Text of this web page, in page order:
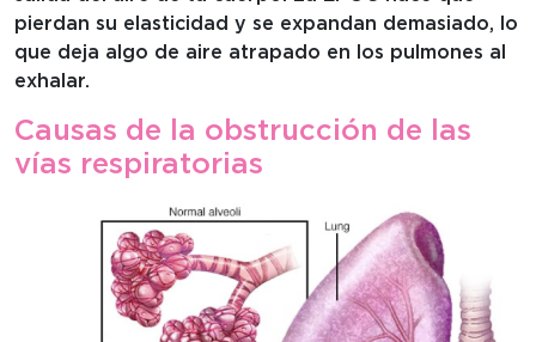
pierdan su elasticidad y se expandan demasiado, lo
que deja algo de aire atrapado en los pulmones al
exhalar.
Causas de la obstrucción de las
vías respiratorias